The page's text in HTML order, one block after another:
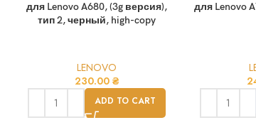
для Lenovo A680, (3g версия),
тип 2, черный, high-copy
LENOVO
230.00 ₴
ADD TO CART
для Lenovo